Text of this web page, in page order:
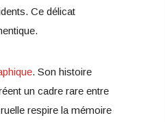
Ce délicat
. Son histoire
un cadre rare entre
respire la mémoire